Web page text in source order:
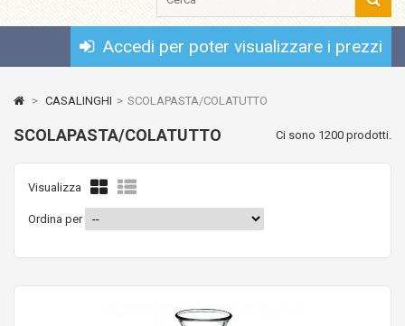
Accedi per poter visualizzare i prezzi
> CASALINGHI > SCOLAPASTA/COLATUTTO
SCOLAPASTA/COLATUTTO Ci sono 1200 prodotti.
Visualizza
Ordina per